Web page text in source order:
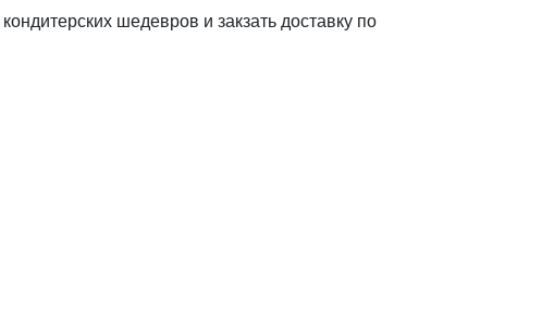
шедевров и закзать доставку по